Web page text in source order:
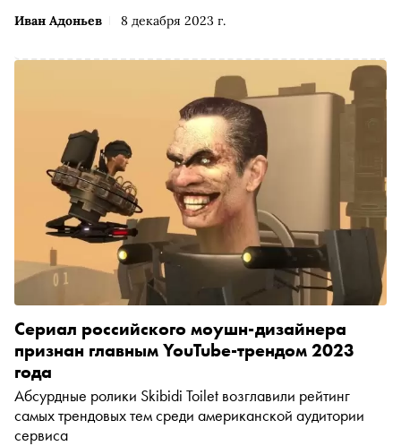
Иван Адоньев 8 декабря 2023 г.
Сериал российского моушн-дизайнера
признан главным YouTube-трендом 2023
года
Абсурдные ролики Skibidi Toilet возглавили рейтинг
самых трендовых тем среди американской аудитории
сервиса